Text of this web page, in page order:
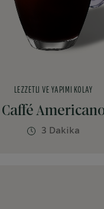
Caffé
LEZZETLI VE YAPIMI KOLAY
3 Dakika